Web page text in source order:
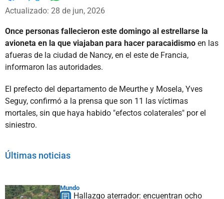
Facebook
X
Actualizado: 28 de jun, 2026
Once personas fallecieron este domingo al estrellarse la
avioneta en la que viajaban para hacer paracaidismo en las
afueras de la ciudad de Nancy, en el este de Francia,
informaron las autoridades.
El prefecto del departamento de Meurthe y Mosela, Yves
Seguy, confirmó a la prensa que son 11 las víctimas
mortales, sin que haya habido "efectos colaterales" por el
siniestro.
Últimas noticias
Mundo
Hallazgo aterrador: encuentran ocho